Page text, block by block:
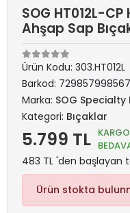
SOG HT012L-
Ahşap Sap
Ürün Kodu: 303.HT012L
Barkod: 729857998567
Marka: SOG
Kategori: Bıçaklar
5.799 TL KARGO
483 TL 'den başlayan
Ürün stokta